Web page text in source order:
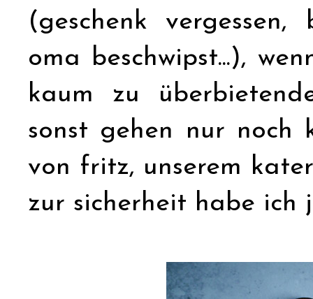
(geschenk
oma beschwipst...),
kaum zu
sonst gehen nur noch
von fritz, unserem
zur sicherheit habe ich